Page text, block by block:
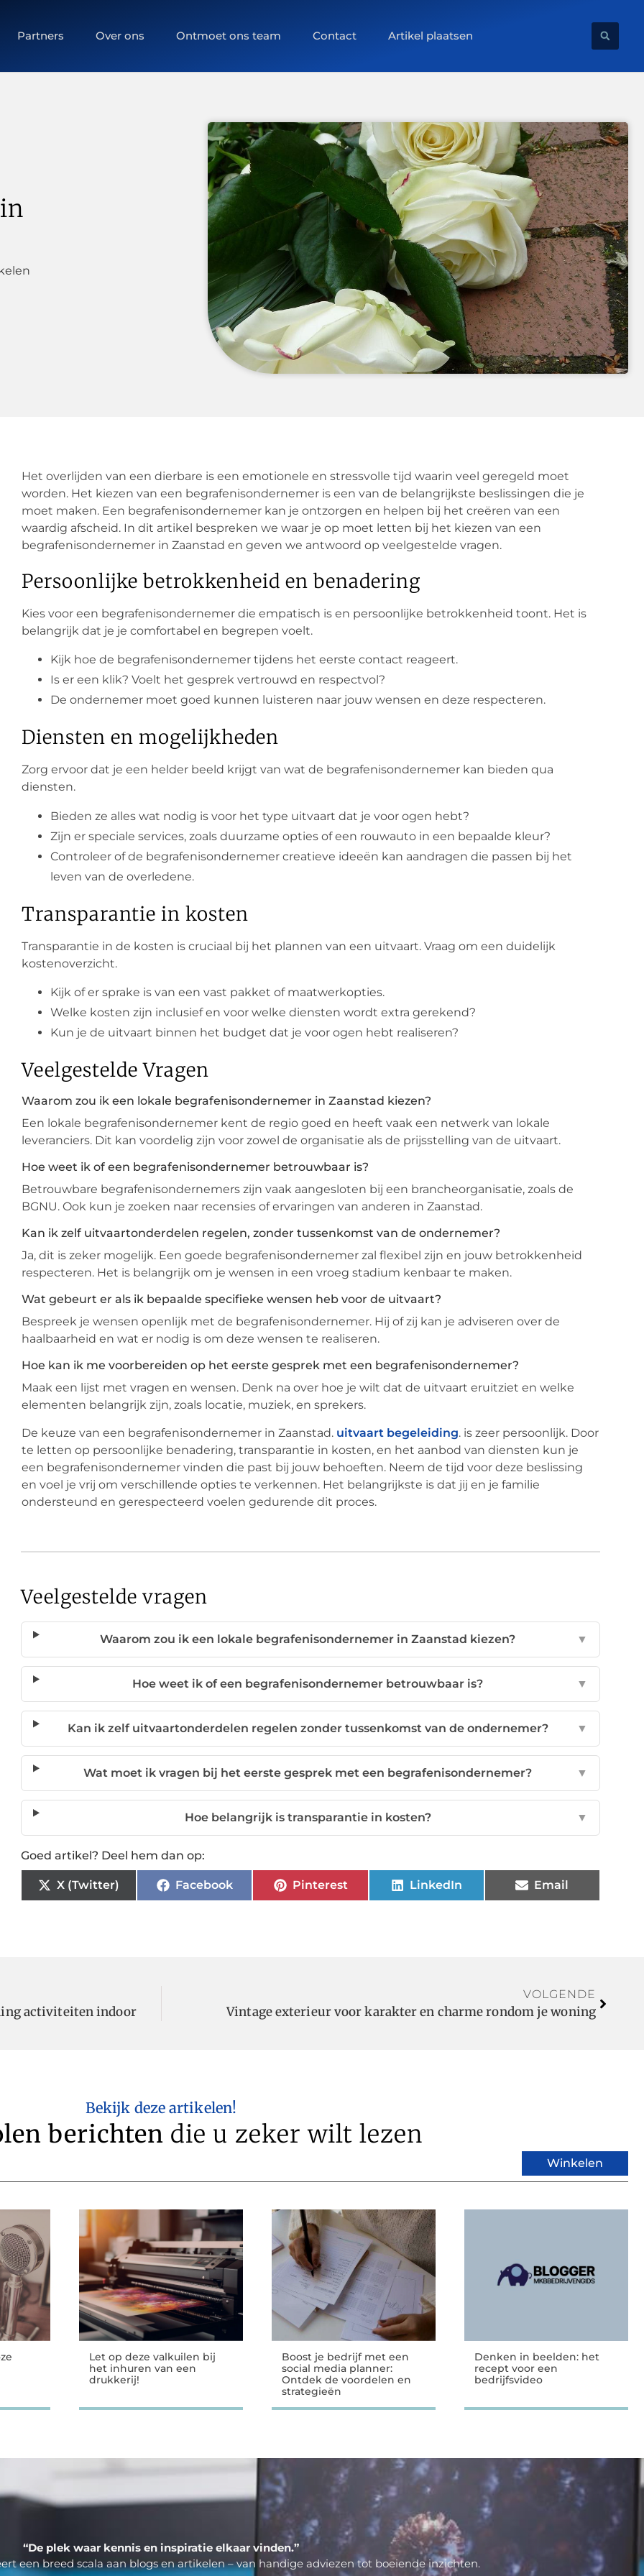
Partners Over ons Ontmoet ons team Contact Artikel plaatsen
Het overlijden van een dierbare is een emotionele en stressvolle tijd waarin veel geregeld moet
worden. Het kiezen van een begrafenisondernemer is een van de belangrijkste beslissingen die je
moet maken. Een begrafenisondernemer kan je ontzorgen en helpen bij het creëren van een
waardig afscheid. In dit artikel bespreken we waar je op moet letten bij het kiezen van een
begrafenisondernemer in Zaanstad en geven we antwoord op veelgestelde vragen.
Persoonlijke betrokkenheid en benadering
Kies voor een begrafenisondernemer die empatisch is en persoonlijke betrokkenheid toont. Het is
belangrijk dat je je comfortabel en begrepen voelt.
Kijk hoe de begrafenisondernemer tijdens het eerste contact reageert.
Is er een klik? Voelt het gesprek vertrouwd en respectvol?
De ondernemer moet goed kunnen luisteren naar jouw wensen en deze respecteren.
Diensten en mogelijkheden
Zorg ervoor dat je een helder beeld krijgt van wat de begrafenisondernemer kan bieden qua
diensten.
Bieden ze alles wat nodig is voor het type uitvaart dat je voor ogen hebt?
Zijn er speciale services, zoals duurzame opties of een rouwauto in een bepaalde kleur?
Controleer of de begrafenisondernemer creatieve ideeën kan aandragen die passen bij het
leven van de overledene.
Transparantie in kosten
Transparantie in de kosten is cruciaal bij het plannen van een uitvaart. Vraag om een duidelijk
kostenoverzicht.
Kijk of er sprake is van een vast pakket of maatwerkopties.
Welke kosten zijn inclusief en voor welke diensten wordt extra gerekend?
Kun je de uitvaart binnen het budget dat je voor ogen hebt realiseren?
Veelgestelde Vragen
Waarom zou ik een lokale begrafenisondernemer in Zaanstad kiezen?
Een lokale begrafenisondernemer kent de regio goed en heeft vaak een netwerk van lokale
leveranciers. Dit kan voordelig zijn voor zowel de organisatie als de prijsstelling van de uitvaart.
Hoe weet ik of een begrafenisondernemer betrouwbaar is?
Betrouwbare begrafenisondernemers zijn vaak aangesloten bij een brancheorganisatie, zoals de
BGNU. Ook kun je zoeken naar recensies of ervaringen van anderen in Zaanstad.
Kan ik zelf uitvaartonderdelen regelen, zonder tussenkomst van de ondernemer?
Ja, dit is zeker mogelijk. Een goede begrafenisondernemer zal flexibel zijn en jouw betrokkenheid
respecteren. Het is belangrijk om je wensen in een vroeg stadium kenbaar te maken.
Wat gebeurt er als ik bepaalde specifieke wensen heb voor de uitvaart?
Bespreek je wensen openlijk met de begrafenisondernemer. Hij of zij kan je adviseren over de
haalbaarheid en wat er nodig is om deze wensen te realiseren.
Hoe kan ik me voorbereiden op het eerste gesprek met een begrafenisondernemer?
Maak een lijst met vragen en wensen. Denk na over hoe je wilt dat de uitvaart eruitziet en welke
elementen belangrijk zijn, zoals locatie, muziek, en sprekers.
De keuze van een begrafenisondernemer in Zaanstad. uitvaart begeleiding. is zeer persoonlijk. Door
te letten op persoonlijke benadering, transparantie in kosten, en het aanbod van diensten kun je
een begrafenisondernemer vinden die past bij jouw behoeften. Neem de tijd voor deze beslissing
en voel je vrij om verschillende opties te verkennen. Het belangrijkste is dat jij en je familie
ondersteund en gerespecteerd voelen gedurende dit proces.
Veelgestelde vragen
Waarom zou ik een lokale begrafenisondernemer in Zaanstad kiezen? ▼
Hoe weet ik of een begrafenisondernemer betrouwbaar is? ▼
Kan ik zelf uitvaartonderdelen regelen zonder tussenkomst van de ondernemer? ▼
Wat moet ik vragen bij het eerste gesprek met een begrafenisondernemer? ▼
Hoe belangrijk is transparantie in kosten? ▼
Goed artikel? Deel hem dan op:
X (Twitter) Facebook Pinterest LinkedIn Email
activiteiten indoor
VOLGENDE
Vintage exterieur voor karakter en charme rondom je woning
Bekijk deze artikelen!
berichten die u zeker wilt lezen
Winkelen
Let op deze valkuilen bij
het inhuren van een
drukkerij!
Boost je bedrijf met een
social media planner:
Ontdek de voordelen en
strategieën
Denken in beelden: het
recept voor een
bedrijfsvideo
“De plek waar kennis en inspiratie elkaar vinden.”
een breed scala aan blogs en artikelen – van handige adviezen tot boeiende inzichten.